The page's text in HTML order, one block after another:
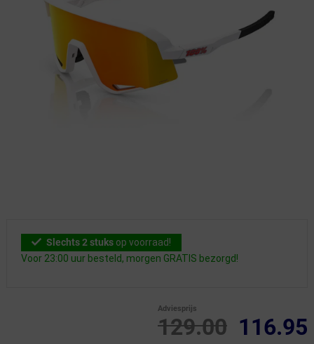
Slechts 2 stuks op voorraad!
Voor 23:00 uur besteld, morgen GRATIS bezorgd!
129.00
Adviesprijs
116.95